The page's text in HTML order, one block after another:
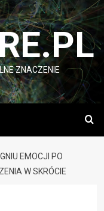
ZNACZENIE
EMOCJI PO
W SKRÓCIE